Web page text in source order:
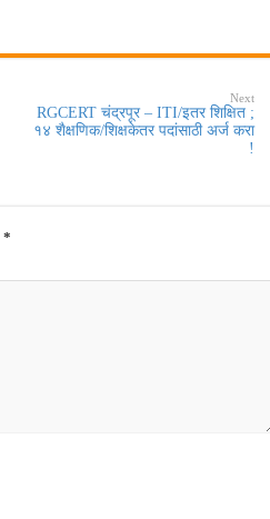
Next
RGCERT चंद्रपूर – ITI/इतर शिक्षित ;
१४ शैक्षणिक/शिक्षकेतर पदांसाठी अर्ज करा
!
*